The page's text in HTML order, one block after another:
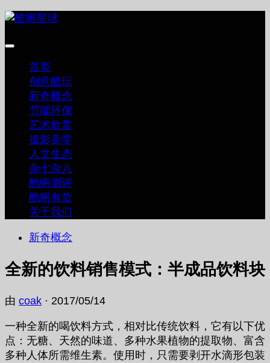
跳
内
首页
创意酷玩
新奇概念
节能环保
艺术欣赏
摄影美学
人文生态
杂七杂八
酷蝌测评
酷蝌有货
关于我们
新奇概念
全新的饮料销售模式：半成品饮料块
由 coak · 2017/05/14
一种全新的喝饮料方式，相对比传统饮料，它有以下优
点：无糖、天然的味道、多种水果植物的提取物、富含
多种人体所需维生素。使用时，只需要剥开水滴形包装